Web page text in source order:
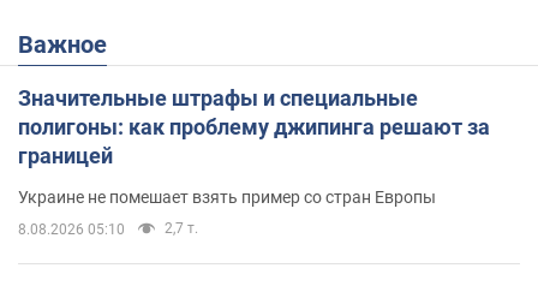
Важное
Значительные штрафы и специальные
полигоны: как проблему джипинга решают за
границей
Украине не помешает взять пример со стран Европы
8.08.2026 05:10 2,7 т.